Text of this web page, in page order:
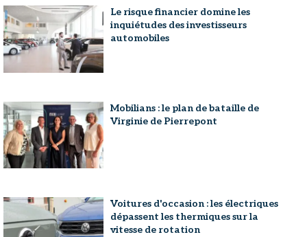
Le risque financier domine les
inquiétudes des investisseurs
automobiles
Mobilians : le plan de bataille de
Virginie de Pierrepont
Voitures d'occasion : les électriques
dépassent les thermiques sur la
vitesse de rotation